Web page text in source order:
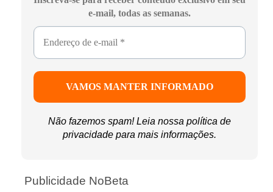
e-mail, todas as semanas.
Não fazemos spam! Leia nossa política de
privacidade para mais informações.
Publicidade NoBeta